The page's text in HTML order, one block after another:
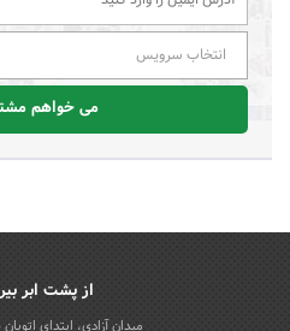
انتخاب سرویس
می خواهم
از پشت ابر
میدان آزادی، ابتدای